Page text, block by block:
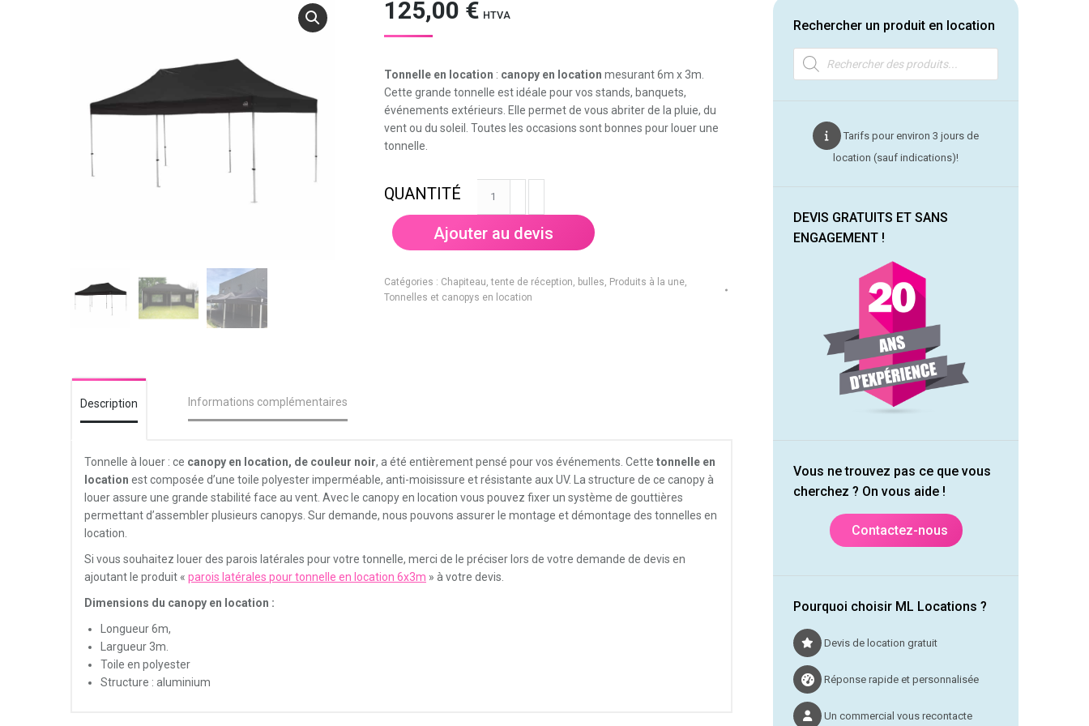
125,00 € HTVA
Tonnelle en location : canopy en location mesurant 6m x 3m.
Cette grande tonnelle est idéale pour vos stands, banquets,
événements extérieurs. Elle permet de vous abriter de la pluie, du
vent ou du soleil. Toutes les occasions sont bonnes pour louer une
tonnelle.
6x3m
tonnelle
Ajouter au devis
Catégories : Chapiteau, tente de réception, bulles, Produits à la une,
Tonnelles et canopys en location
Description Informations complémentaires
Tonnelle à louer : ce canopy en location, de couleur noir, a été entièrement pensé pour vos événements. Cette tonnelle en
location est composée d’une toile polyester imperméable, anti-moisissure et résistante aux UV. La structure de ce canopy à
louer assure une grande stabilité face au vent. Avec le canopy en location vous pouvez fixer un système de gouttières
permettant d’assembler plusieurs canopys. Sur demande, nous pouvons assurer le montage et démontage des tonnelles en
location.
Si vous souhaitez louer des parois latérales pour votre tonnelle, merci de le préciser lors de votre demande de devis en
ajoutant le produit « parois latérales pour tonnelle en location 6x3m » à votre devis.
Dimensions du canopy en location :
Longueur 6m,
Largueur 3m.
Toile en polyester
Structure : aluminium
Rechercher un produit en location
Recherche
de
produits
Tarifs pour environ 3 jours de
location (sauf indications)!
DEVIS GRATUITS ET SANS
ENGAGEMENT !
Vous ne trouvez pas ce que vous
cherchez ? On vous aide !
Contactez-nous
Pourquoi choisir ML Locations ?
Devis de location gratuit
Réponse rapide et personnalisée
Un commercial vous recontacte